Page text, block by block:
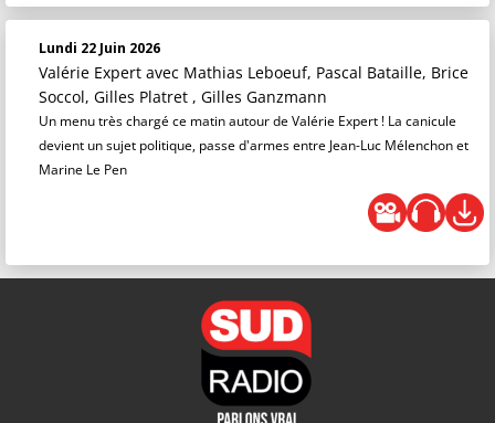
Lundi 22 Juin 2026
Valérie Expert avec Mathias Leboeuf, Pascal Bataille, Brice
Soccol, Gilles Platret , Gilles Ganzmann
Un menu très chargé ce matin autour de Valérie Expert ! La canicule
devient un sujet politique, passe d'armes entre Jean-Luc Mélenchon et
Marine Le Pen